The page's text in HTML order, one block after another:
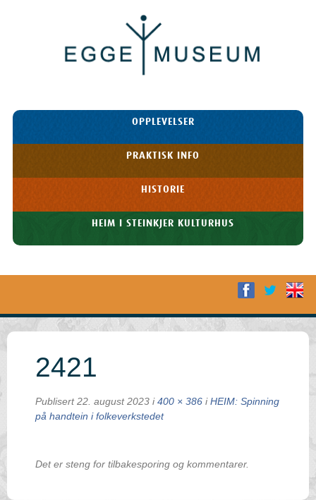
Museum
HOPP TIL
OPPLEVELSER
PRAKTISK INFO
HISTORIE
HEIM I STEINKJER KULTURHUS
2421
Publisert 22. august 2023 i 400 × 386 i HEIM: Spinning
på handtein i folkeverkstedet
Det er steng for tilbakesporing og kommentarer.